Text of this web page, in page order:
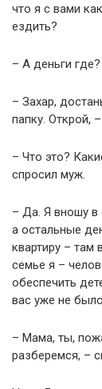
что я с вами
ездить?
– А деньги
– Захар,
папку. Открой,
– Что это?
спросил муж.
– Да. Я вношу в
а остальные
квартиру – там
семье я –
обеспечить
вас уже не
– Мама, ты,
разберемся, –